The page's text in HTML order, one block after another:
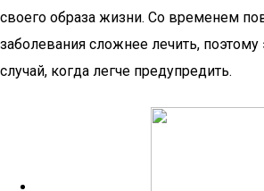
своего образа жизни. Со временем
заболевания сложнее лечить, поэтому
случай, когда легче предупредить.